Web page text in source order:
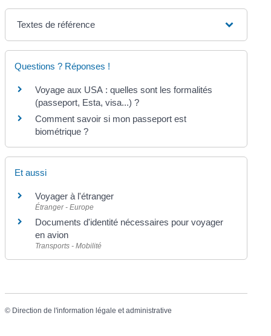
Textes de référence
Questions ? Réponses !
Voyage aux USA : quelles sont les formalités
(passeport, Esta, visa...) ?
Comment savoir si mon passeport est
biométrique ?
Et aussi
Voyager à l'étranger
Étranger - Europe
Documents d'identité nécessaires pour voyager
en avion
Transports - Mobilité
© Direction de l'information légale et administrative